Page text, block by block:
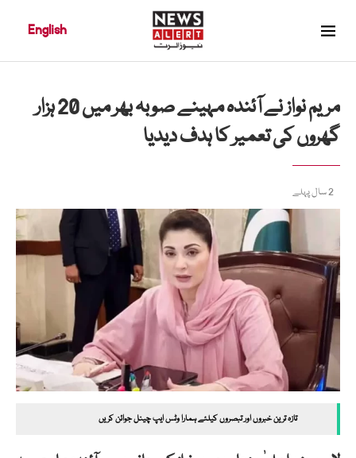
English
مریم نواز نے آئندہ مہینے صوبہ بھر میں 20 ہزار
گھروں کی تعمیر کا ہدف دیدیا
2 سال پہلے
تازہ ترین خبروں اور تبصروں کیلئے ہمارا وٹس ایپ چینل جوائن کریں